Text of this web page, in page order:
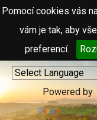
Pomocí cookies vás
vám je tak, aby
preferencí.
Powered by
Translate